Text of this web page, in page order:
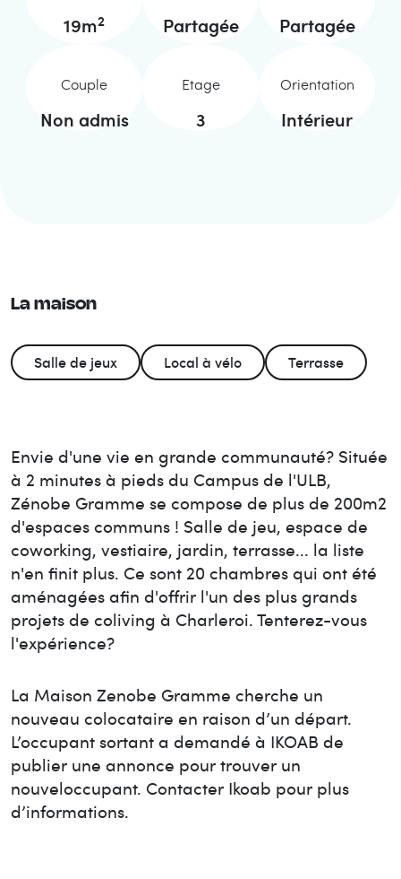
19m2 Partagée Partagée
Couple
Non admis
Etage
3
Orientation
Intérieur
La maison
Salle de jeux Local à vélo Terrasse
Envie d'une vie en grande communauté? Située
à 2 minutes à pieds du Campus de l'ULB,
Zénobe Gramme se compose de plus de 200m2
d'espaces communs ! Salle de jeu, espace de
coworking, vestiaire, jardin, terrasse... la liste
n'en finit plus. Ce sont 20 chambres qui ont été
aménagées afin d'offrir l'un des plus grands
projets de coliving à Charleroi. Tenterez-vous
l'expérience?
La Maison Zenobe Gramme cherche un
nouveau colocataire en raison d’un départ.
L’occupant sortant a demandé à IKOAB de
publier une annonce pour trouver un
nouveloccupant. Contacter Ikoab pour plus
d’informations.